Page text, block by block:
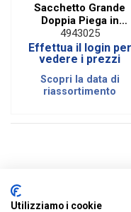
Sacchetto Grande
Doppia Piega in
Cotone Operato a
Righe Avorio e
Bianco (10 PZ)
4943025
Effettua il login per
vedere i prezzi
Scopri la data di
riassortimento
Utilizziamo i cookie